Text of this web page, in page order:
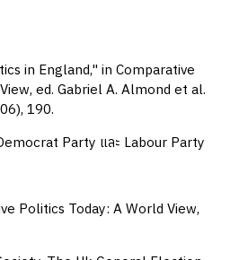
in England," in Comparative
ed. Gabriel A. Almond et al.
190.
Party และ Labour Party
Politics Today: A World View,